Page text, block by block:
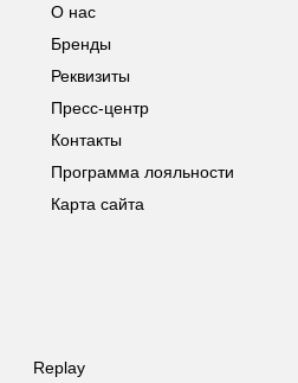
О нас
Бренды
Реквизиты
Пресс-центр
Контакты
Программа лояльности
Карта сайта
Replay